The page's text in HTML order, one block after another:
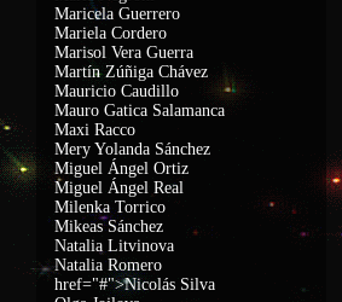
Maricela Guerrero
Mariela Cordero
Marisol Vera Guerra
Martín Zúñiga Chávez
Mauricio Caudillo
Mauro Gatica Salamanca
Maxi Racco
Mery Yolanda Sánchez
Miguel Ángel Ortiz
Miguel Ángel Real
Milenka Torrico
Mikeas Sánchez
Natalia Litvinova
Natalia Romero
href="#">Nicolás Silva